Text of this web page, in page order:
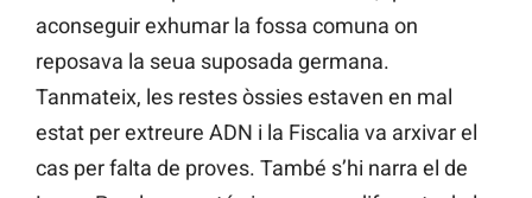
aconseguir exhumar la fossa comuna on
reposava la seua suposada germana.
Tanmateix, les restes òssies estaven en mal
estat per extreure ADN i la Fiscalia va arxivar el
cas per falta de proves. També s’hi narra el de